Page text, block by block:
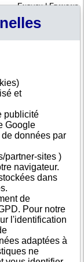
English|Français
et
publicité
Google
données par
partner-sites )
navigateur.
dans
de
Pour notre
l'identification
adaptées à
ne